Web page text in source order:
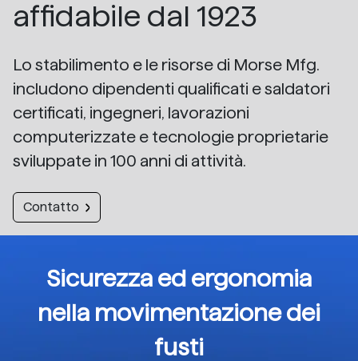
affidabile dal 1923
Lo stabilimento e le risorse di Morse Mfg.
includono dipendenti qualificati e saldatori
certificati, ingegneri, lavorazioni
computerizzate e tecnologie proprietarie
sviluppate in 100 anni di attività.
Contatto
Sicurezza ed ergonomia
nella movimentazione dei
fusti